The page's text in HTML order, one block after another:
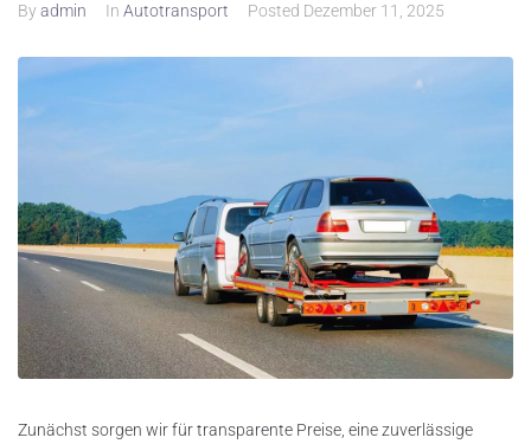
Byadmin In Autotransport Posted Dezember 11, 2025
Zunächst sorgen wir für transparente Preise, eine zuverlässige